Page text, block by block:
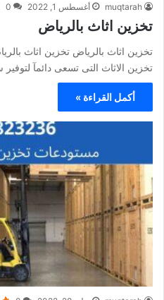
muqtarah أغسطس 1, 2022 0
تخزين اثاث بالرياض
تخزين اثاث بالرياض تخزين اثاث
تخزين الاثاث التى تسعى دائمآ
أكمل القراءة »